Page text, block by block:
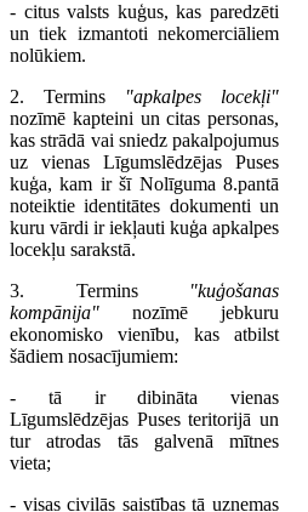
- citus valsts kuģus, kas paredzēti
un tiek izmantoti nekomerciāliem
nolūkiem.
2. Termins
"apkalpes locekļi"
nozīmē kapteini un citas personas,
kas strādā vai sniedz pakalpojumus
uz vienas Līgumslēdzējas Puses
kuģa, kam ir šī Nolīguma 8.pantā
noteiktie identitātes dokumenti un
kuru vārdi ir iekļauti kuģa apkalpes
locekļu sarakstā.
3. Termins
"kuģošanas
kompānija" nozīmē jebkuru
ekonomisko vienību, kas atbilst
šādiem nosacījumiem:
- tā ir dibināta vienas
Līgumslēdzējas Puses teritorijā un
tur atrodas tās galvenā mītnes
vieta;
- visas civilās saistības tā uzņemas